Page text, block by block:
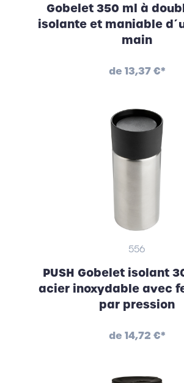
Gobelet 350 ml à
isolante et maniable
main
de 13,37 €*
556
PUSH Gobelet isolant
acier inoxydable avec
par pression
de 14,72 €*